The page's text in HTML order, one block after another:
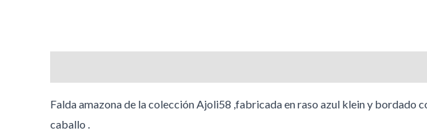
Falda amazona de la colección Ajoli58 ,fabricada en raso azul klein y bordado
caballo .